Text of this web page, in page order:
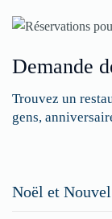
Demande
Trouvez un
gens,
Noël et